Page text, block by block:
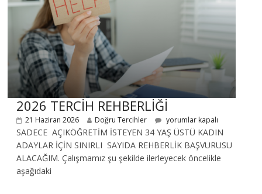
2026 TERCİH REHBERLİĞİ
21 Haziran 2026 Doğru Tercihler yorumlar kapalı
SADECE AÇIKÖĞRETİM İSTEYEN 34 YAŞ ÜSTÜ KADIN
ADAYLAR İÇİN SINIRLI SAYIDA REHBERLİK BAŞVURUSU
ALACAĞIM. Çalışmamız şu şekilde ilerleyecek öncelikle
aşağıdaki